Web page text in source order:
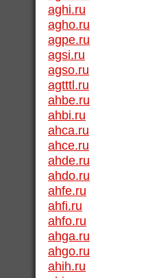
aghi.ru
agho.ru
agpe.ru
agsi.ru
agso.ru
agtttl.ru
ahbe.ru
ahbi.ru
ahca.ru
ahce.ru
ahde.ru
ahdo.ru
ahfe.ru
ahfi.ru
ahfo.ru
ahga.ru
ahgo.ru
ahih.ru